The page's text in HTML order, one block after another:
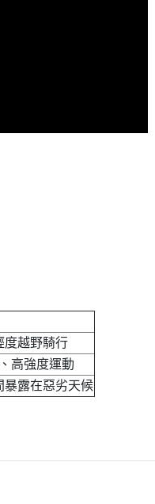
度越野騎行
高強度運動
暴露在惡劣天候